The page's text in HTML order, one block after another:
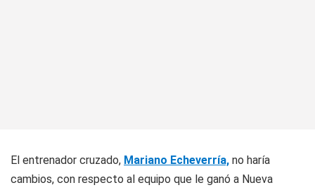
El entrenador cruzado, Mariano Echeverría, no haría
cambios, con respecto al equipo que le ganó a Nueva